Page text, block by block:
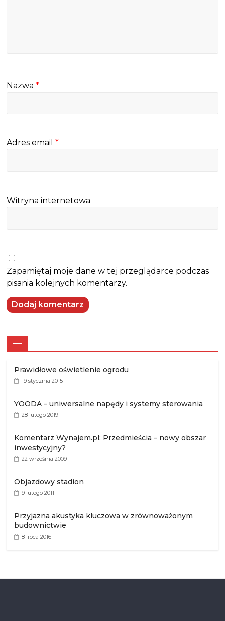
Nazwa*
Adres email*
Witryna internetowa
Zapamiętaj moje dane w tej przeglądarce podczas
pisania kolejnych komentarzy.
—
Prawidłowe oświetlenie ogrodu
19 stycznia 2015
YOODA – uniwersalne napędy i systemy sterowania
28 lutego 2019
Komentarz Wynajem.pl: Przedmieścia – nowy obszar
inwestycyjny?
22 września 2009
Objazdowy stadion
9 lutego 2011
Przyjazna akustyka kluczowa w zrównoważonym
budownictwie
8 lipca 2016